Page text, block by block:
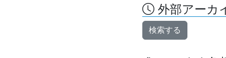
外部アーカ
検索する